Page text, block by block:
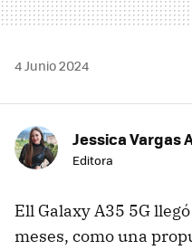
4 Junio 2024
Jessica Vargas
Editora
Ell Galaxy A35 5G
meses, como una